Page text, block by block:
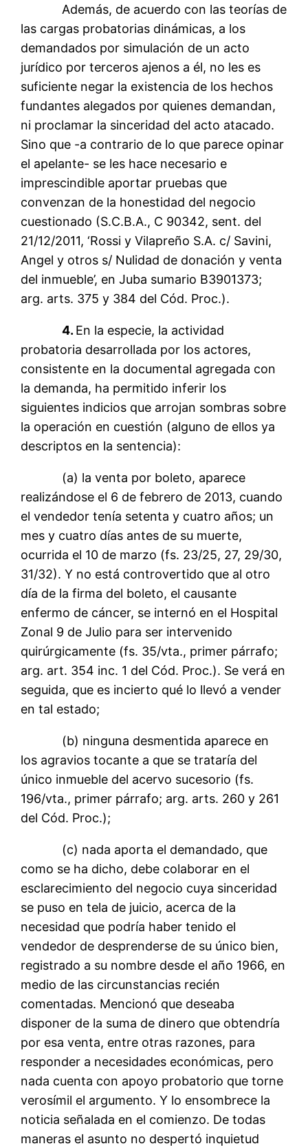
Además, de acuerdo con las teorías de
las cargas probatorias dinámicas, a los
demandados por simulación de un acto
jurídico por terceros ajenos a él, no les es
suficiente negar la existencia de los hechos
fundantes alegados por quienes demandan,
ni proclamar la sinceridad del acto atacado.
Sino que -a contrario de lo que parece opinar
el apelante- se les hace necesario e
imprescindible aportar pruebas que
convenzan de la honestidad del negocio
cuestionado (S.C.B.A., C 90342, sent. del
21/12/2011, ‘Rossi y Vilapreño S.A. c/ Savini,
Angel y otros s/ Nulidad de donación y venta
del inmueble’, en Juba sumario B3901373;
arg. arts. 375 y 384 del Cód. Proc.).
4. En la especie, la actividad
probatoria desarrollada por los actores,
consistente en la documental agregada con
la demanda, ha permitido inferir los
siguientes indicios que arrojan sombras sobre
la operación en cuestión (alguno de ellos ya
descriptos en la sentencia):
(a) la venta por boleto, aparece
realizándose el 6 de febrero de 2013, cuando
el vendedor tenía setenta y cuatro años; un
mes y cuatro días antes de su muerte,
ocurrida el 10 de marzo (fs. 23/25, 27, 29/30,
31/32). Y no está controvertido que al otro
día de la firma del boleto, el causante
enfermo de cáncer, se internó en el Hospital
Zonal 9 de Julio para ser intervenido
quirúrgicamente (fs. 35/vta., primer párrafo;
arg. art. 354 inc. 1 del Cód. Proc.). Se verá en
seguida, que es incierto qué lo llevó a vender
en tal estado;
(b) ninguna desmentida aparece en
los agravios tocante a que se trataría del
único inmueble del acervo sucesorio (fs.
196/vta., primer párrafo; arg. arts. 260 y 261
del Cód. Proc.);
(c) nada aporta el demandado, que
como se ha dicho, debe colaborar en el
esclarecimiento del negocio cuya sinceridad
se puso en tela de juicio, acerca de la
necesidad que podría haber tenido el
vendedor de desprenderse de su único bien,
registrado a su nombre desde el año 1966, en
medio de las circunstancias recién
comentadas. Mencionó que deseaba
disponer de la suma de dinero que obtendría
por esa venta, entre otras razones, para
responder a necesidades económicas, pero
nada cuenta con apoyo probatorio que torne
verosímil el argumento. Y lo ensombrece la
noticia señalada en el comienzo. De todas
maneras el asunto no despertó inquietud